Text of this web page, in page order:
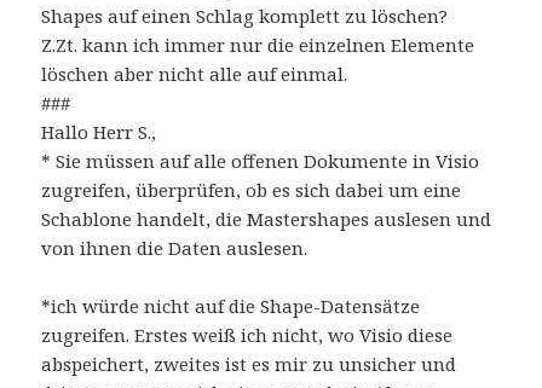
Shapes auf einen Schlag komplett zu löschen?
Z.Zt. kann ich immer nur die einzelnen Elemente
löschen aber nicht alle auf einmal.
###
Hallo Herr S.,
* Sie müssen auf alle offenen Dokumente in Visio
zugreifen, überprüfen, ob es sich dabei um eine
Schablone handelt, die Mastershapes auslesen und
von ihnen die Daten auslesen.
*ich würde nicht auf die Shape-Datensätze
zugreifen. Erstes weiß ich nicht, wo Visio diese
abspeichert, zweites ist es mir zu unsicher und